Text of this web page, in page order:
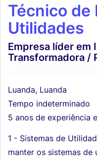
Técnico de
Utilidades
Empresa líder em
Transformadora /
Luanda, Luanda
Tempo indeterminado
5 anos de experiência
1 - Sistemas de
manter os sistemas de